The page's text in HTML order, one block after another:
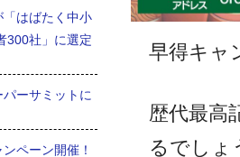
早得キャ
歴代最高
るでしょ
はばたく中小
300社」に選定
ーサミットに
ペーン開催！